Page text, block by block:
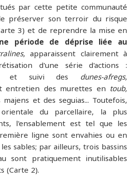
par cette petite communauté
préserver son terroir du risque
3) et de reprendre la mise en
période de déprise liée au
apparaissent clairement à
d'une série d'actions :
et suivi des dunes-afregs,
entretien des murettes en toub,
et des seguias... Toutefois,
du parcellaire, la plus
l'ensablement est tel que les
ligne sont envahies ou en
sables; par ailleurs, trois bassins
sont pratiquement inutilisables
(Carte 2).